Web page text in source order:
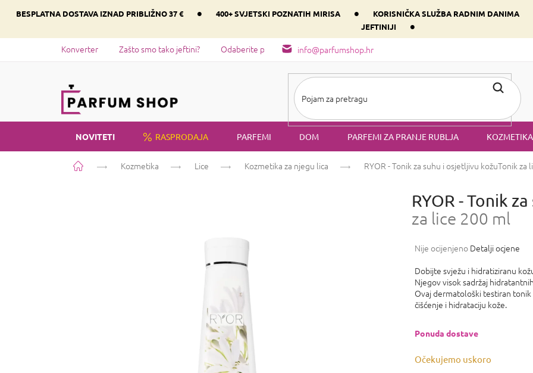
BESPLATNA DOSTAVA IZNAD PRIBLIŽNO 37 € • 400+ SVJETSKI POZNATIH MIRISA •
KORISNIČKA SLUŽBA RADNIM DANIMA
JEFTINIJI
•
info@parfumshop.hr
Konverter Zašto smo tako jeftini? Odaberite parfem svog srca prema dominantnoj komponenti
NOVITETI RASPRODAJA PARFEMI DOM PARFEMI ZA PRANJE RUBLJA KOZMETIKA
Početna Kozmetika Lice Kozmetika za njegu lica RYOR - Tonik za suhu i osjetljivu kožuTonik za
RYOR - Tonik
za lice 200 ml
Prosječna
proizvoda
je
0,0
od
Nije ocijenjeno Detalji ocjene
Očekujemo uskoro
Ponuda dostave
Dobijte svježu i hidratiziranu
Njegov visok sadržaj
Ovaj dermatološki testiran
čišćenje i hidrataciju kože.